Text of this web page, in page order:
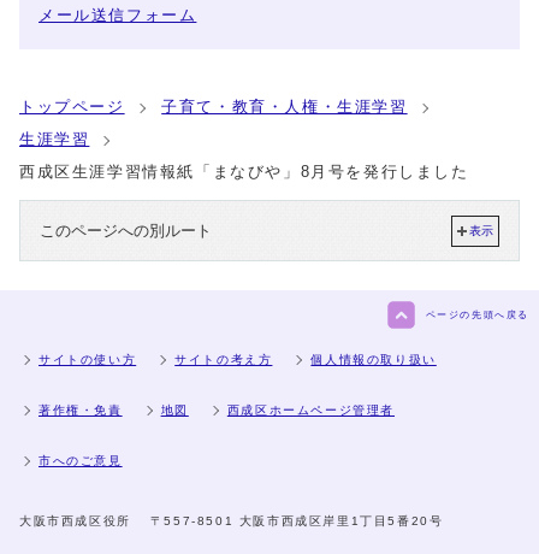
メール送信フォーム
トップページ
子育て・教育・人権・生涯学習
生涯学習
西成区生涯学習情報紙「まなびや」8月号を発行しました
このページへの別ルート 表示
ページの先頭へ戻る
サイトの使い方 サイトの考え方 個人情報の取り扱い
著作権・免責 地図 西成区ホームページ管理者
市へのご意見
大阪市西成区役所 〒557-8501 大阪市西成区岸里1丁目5番20号